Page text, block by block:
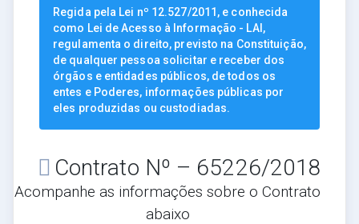
Regida pela Lei nº 12.527/2011, e conhecida
como Lei de Acesso à Informação - LAI,
regulamenta o direito, previsto na Constituição,
de qualquer pessoa solicitar e receber dos
órgãos e entidades públicos, de todos os
entes e Poderes, informações públicas por
eles produzidas ou custodiadas.
Contrato Nº – 65226/2018
Acompanhe as informações sobre o Contrato
abaixo